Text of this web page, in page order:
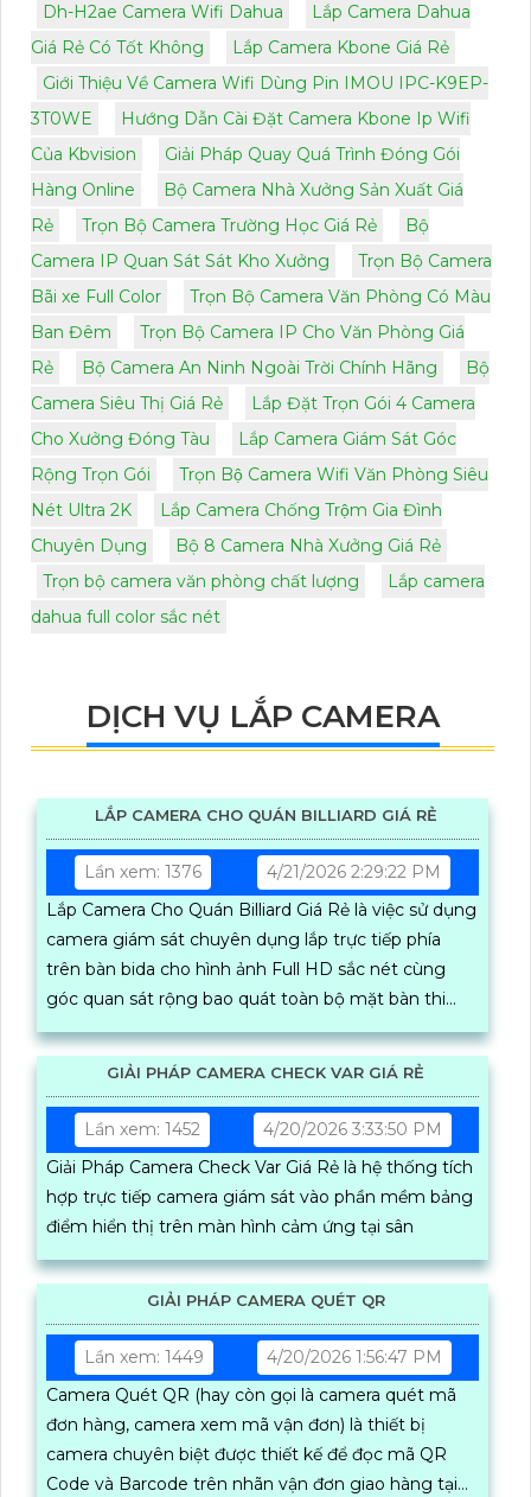
Dh-H2ae Camera Wifi Dahua
Lắp Camera Dahua
Giá Rẻ Có Tốt Không
Lắp Camera Kbone Giá Rẻ
Giới Thiệu Về Camera Wifi Dùng Pin IMOU IPC-K9EP-
3T0WE
Hướng Dẫn Cài Đặt Camera Kbone Ip Wifi
Của Kbvision
Giải Pháp Quay Quá Trình Đóng Gói
Hàng Online
Bộ Camera Nhà Xưởng Sản Xuất Giá
Rẻ
Trọn Bộ Camera Trường Học Giá Rẻ
Bộ
Camera IP Quan Sát Sát Kho Xưởng
Trọn Bộ Camera
Bãi xe Full Color
Trọn Bộ Camera Văn Phòng Có Màu
Ban Đêm
Trọn Bộ Camera IP Cho Văn Phòng Giá
Rẻ
Bộ Camera An Ninh Ngoài Trời Chính Hãng
Bộ
Camera Siêu Thị Giá Rẻ
Lắp Đặt Trọn Gói 4 Camera
Cho Xưởng Đóng Tàu
Lắp Camera Giám Sát Góc
Rộng Trọn Gói
Trọn Bộ Camera Wifi Văn Phòng Siêu
Nét Ultra 2K
Lắp Camera Chống Trộm Gia Đình
Chuyên Dụng
Bộ 8 Camera Nhà Xưởng Giá Rẻ
Trọn bộ camera văn phòng chất lượng
Lắp camera
dahua full color sắc nét
DỊCH VỤ LẮP CAMERA
LẮP CAMERA CHO QUÁN BILLIARD GIÁ RẺ
Lần xem: 1376
4/21/2026 2:29:22 PM
Lắp Camera Cho Quán Billiard Giá Rẻ là việc sử dụng
camera giám sát chuyên dụng lắp trực tiếp phía
trên bàn bida cho hình ảnh Full HD sắc nét cùng
góc quan sát rộng bao quát toàn bộ mặt bàn thi
đấu kết hợp cùng phần mềm của AN THÀNH PHÁT
để tăng trải nghiệm của người dùng
GIẢI PHÁP CAMERA CHECK VAR GIÁ RẺ
Lần xem: 1452
4/20/2026 3:33:50 PM
Giải Pháp Camera Check Var Giá Rẻ là hệ thống tích
hợp trực tiếp camera giám sát vào phần mềm bảng
điểm hiển thị trên màn hình cảm ứng tại sân
GIẢI PHÁP CAMERA QUÉT QR
Lần xem: 1449
4/20/2026 1:56:47 PM
Camera Quét QR (hay còn gọi là camera quét mã
đơn hàng, camera xem mã vận đơn) là thiết bị
camera chuyên biệt được thiết kế để đọc mã QR
Code và Barcode trên nhãn vận đơn giao hàng tại